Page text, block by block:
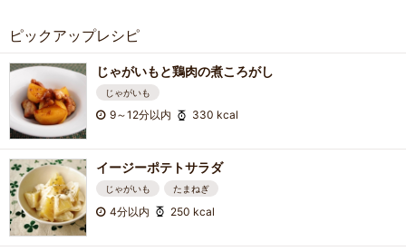
ピックアップレシピ
じゃがいもと鶏肉の煮ころがし
じゃがいも
9～12分以内 330 kcal
イージーポテトサラダ
じゃがいも たまねぎ
4分以内 250 kcal